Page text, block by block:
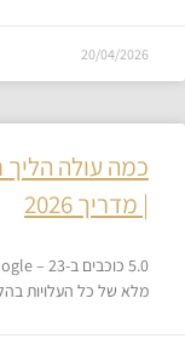
20/04/2026
כמה עולה הליך
| מדריך 2026
מלא של כל העלויות